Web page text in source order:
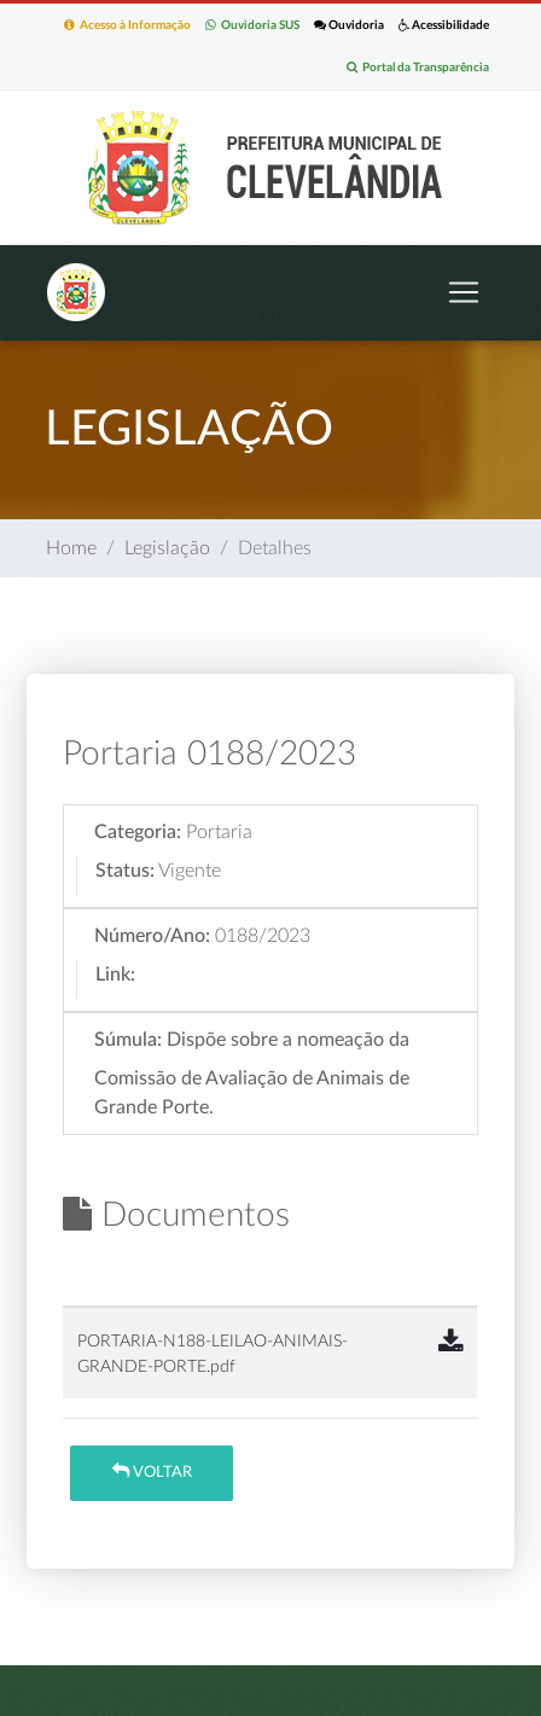
Acessibilidade
Ouvidoria
Ouvidoria SUS
Acesso à Informação
Portal da Transparência
LEGISLAÇÃO
Home Legislação Detalhes
Portaria 0188/2023
Categoria: Portaria
Status: Vigente
Número/Ano: 0188/2023
Link:
Súmula: Dispõe sobre a nomeação da
Comissão de Avaliação de Animais de
Grande Porte.
Documentos
PORTARIA-N188-LEILAO-ANIMAIS-
GRANDE-PORTE.pdf
VOLTAR